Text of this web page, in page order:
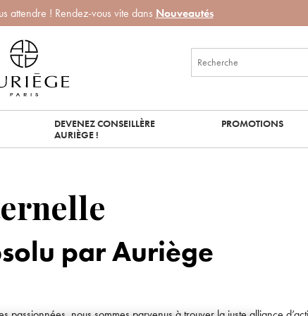
attendre ! Rendez-vous vite dans Nouveautés
DEVENEZ CONSEILLÈRE
AURIÈGE !
PROMOTIONS
par Auriège